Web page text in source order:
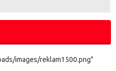
images/reklam1500.png"